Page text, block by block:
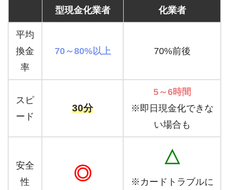
型現金化業者
化業者
平均
換金
率
70～80%以上 70%前後
スピ
ード
30分
5～6時間
※即日現金化できな
い場合も
安全
性
◎
△
※カードトラブルに